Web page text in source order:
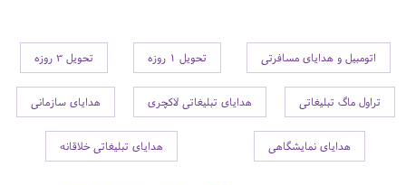
اتومبیل و هدایای مسافرتی تحویل 1 روزه تحویل 3 روزه
تراول ماگ تبلیغاتی هدایای تبلیغاتی لاکچری هدایای سازمانی
هدایای نمایشگاهی هدایای تبلیغاتی خلاقانه